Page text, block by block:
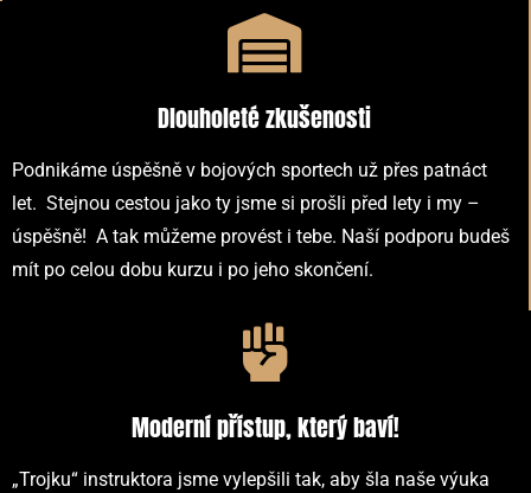
Dlouholeté zkušenosti
Podnikáme úspěšně v bojových sportech už přes patnáct
let. Stejnou cestou jako ty jsme si prošli před lety i my –
úspěšně! A tak můžeme provést i tebe. Naší podporu budeš
mít po celou dobu kurzu i po jeho skončení.
Moderní přístup, který baví!
„Trojku“ instruktora jsme vylepšili tak, aby šla naše výuka